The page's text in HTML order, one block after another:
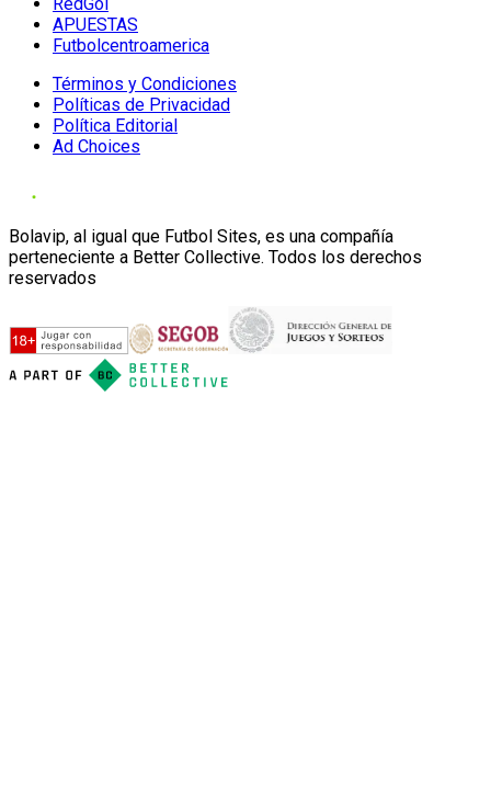
APUESTAS
Futbolcentroamerica
Términos y Condiciones
Políticas de Privacidad
Política Editorial
Ad Choices
Bolavip, al igual que Futbol Sites, es una compañía
perteneciente a Better Collective. Todos los derechos
reservados